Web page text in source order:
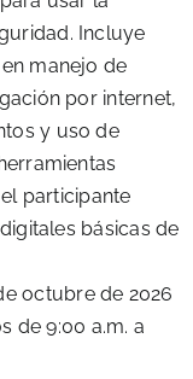
Incluye
manejo de
por internet,
y uso de
participante
básicas de
octubre de 2026
de 9:00 a.m. a